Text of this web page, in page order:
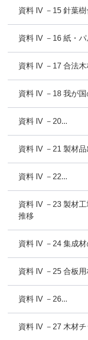
資料 IV －15 針葉
資料 IV －16 紙・
資料 IV －17 合法
資料 IV －18 我が
資料 IV －20...
資料 IV －21 製材
資料 IV －22...
資料 IV －23 製材
推移
資料 IV －24 集成
資料 IV －25 合板
資料 IV －26...
資料 IV －27 木材